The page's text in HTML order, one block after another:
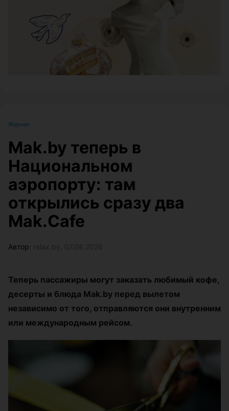
Журнал
Mak.by теперь в
Национальном
аэропорту: там
открылись сразу два
Mak.Cafe
Автор:
Теперь пассажиры могут заказать любимый кофе,
десерты и блюда Mak.by перед вылетом
независимо от того, отправляются они внутренним
или международным рейсом.